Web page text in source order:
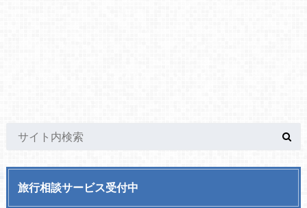
旅行相談サービス受付中